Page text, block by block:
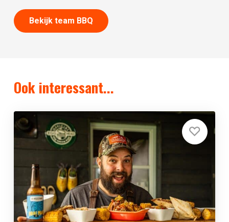
Bekijk team BBQ
Ook interessant...